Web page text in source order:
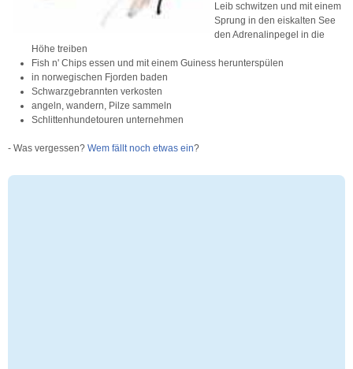
Leib schwitzen und mit einem
Sprung in den eiskalten See
den Adrenalinpegel in die
Höhe treiben
Fish n' Chips essen und mit einem Guiness herunterspülen
in norwegischen Fjorden baden
Schwarzgebrannten verkosten
angeln, wandern, Pilze sammeln
Schlittenhundetouren unternehmen
- Was vergessen? Wem fällt noch etwas ein?